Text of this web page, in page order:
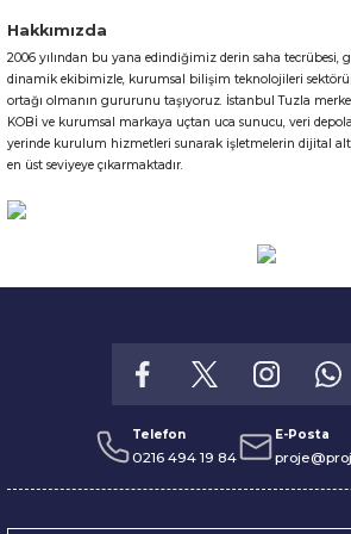
Hakkımızda
2006 yılından bu yana edindiğimiz derin saha tecrübesi,
dinamik ekibimizle, kurumsal bilişim teknolojileri
ortağı olmanın gururunu taşıyoruz. İstanbul Tuzla
KOBİ ve kurumsal markaya uçtan uca sunucu, veri
yerinde kurulum hizmetleri sunarak işletmelerin dijital
en üst seviyeye çıkarmaktadır.
Telefon
0216 494 19 84
E-Posta